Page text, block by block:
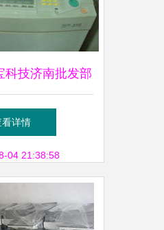
科技济南批发部
设备产品概览
看详情
04 21:38:58